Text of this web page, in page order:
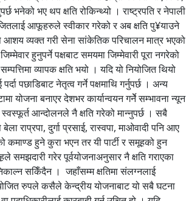
भनेको भए थप क्षति रोकिन्थ्यो । राष्ट्रपति र नेपाली
आफूहरुले स्वीकार गरेको र अब क्षति पु¥याउने
व्यक्त गरी सेना सांकेतिक परिचालन मात्र भएको
हुनुपर्ने पक्षबाट समयमा जिम्मेवारी पूरा नगरेको
व्यापक क्षति भयो । यदि यो नियोजित थियो
पछाडिबाट नेतृत्व गर्ने पक्षमाथि गर्नुपर्छ । अन्य
योजना बनाएर देशभर कार्यान्वयन गर्नेे सम्भावना न्यून
आन्दोलनले नै क्षति गरेको मान्नुपर्छ । सबै
राप्रपा, दुर्गा प्रसाई, रास्वपा, माओवादी पनि आए
कमाण्ड हुने कुरा भएन तर यी पार्टी र समूहको हुन
गरेर पूर्वयोजनाअनुसार नै क्षति गराएका
सकिँदैन । जहाँसम्म क्षतिमा संलग्नलाई
रुपले कसैले केन्द्रीय योजनाबाट यो सबै घटना